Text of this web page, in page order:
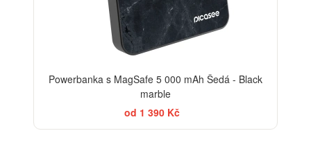
Powerbanka s MagSafe 5 000 mAh Šedá - Black
marble
od 1 390 Kč